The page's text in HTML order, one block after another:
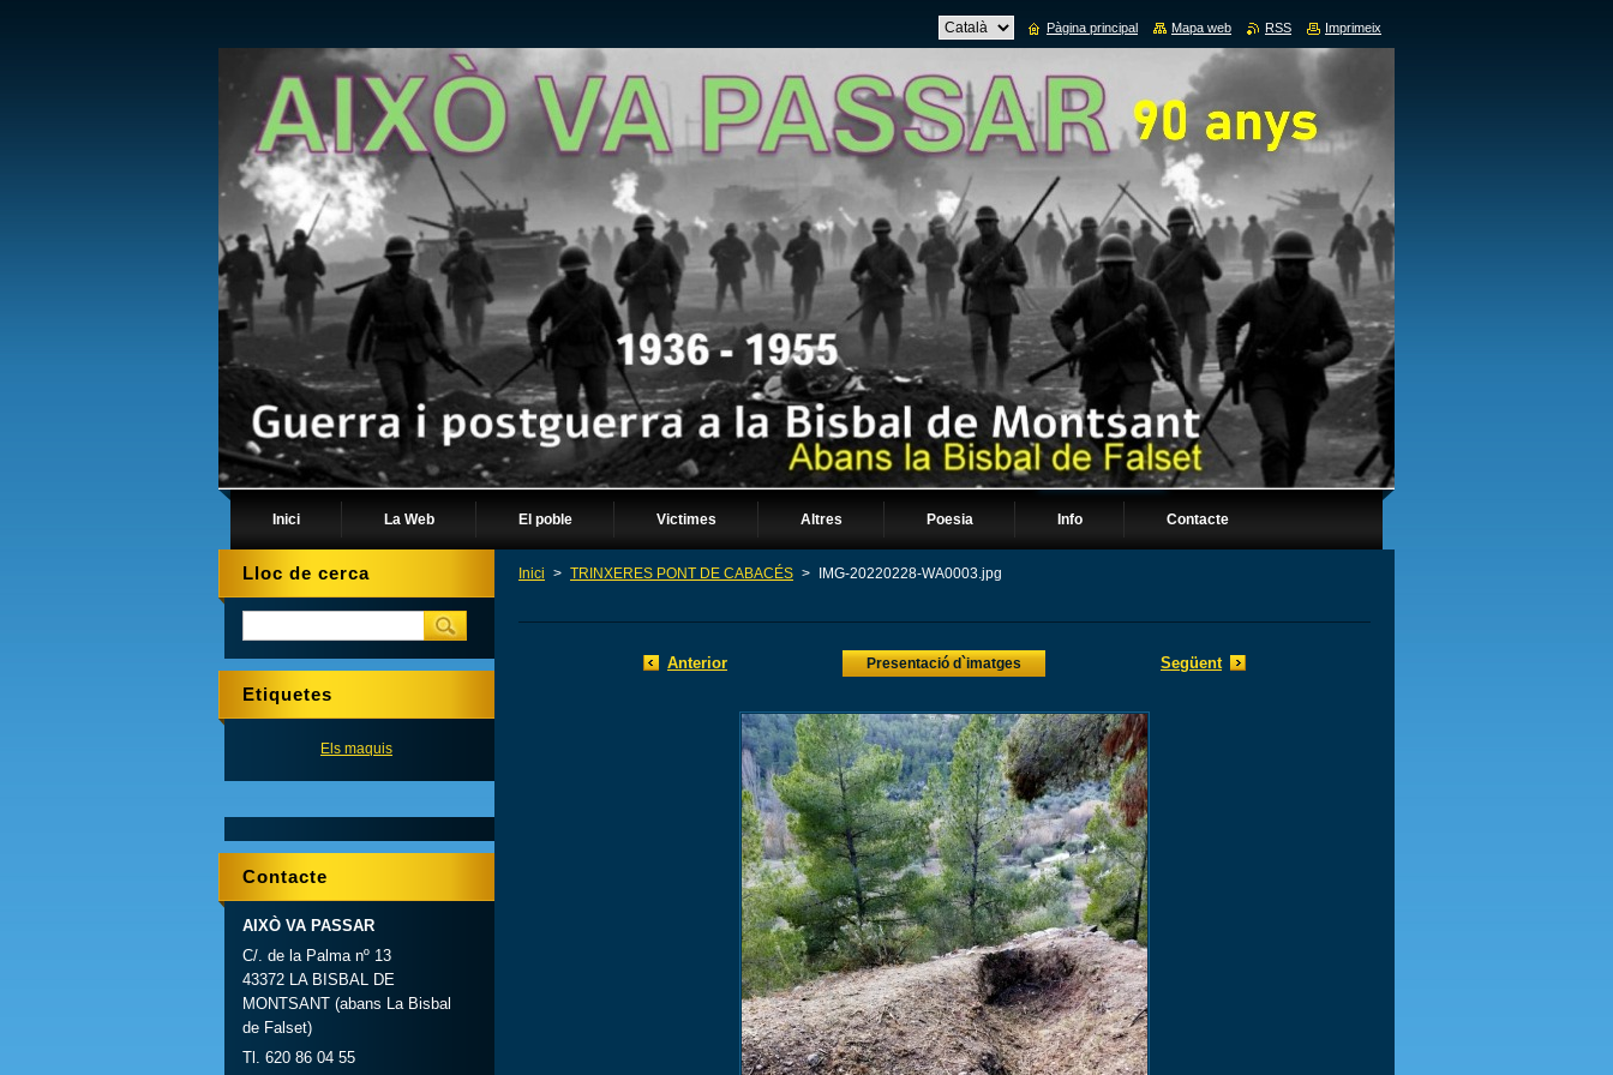
Inici La Web El poble Victimes Altres Poesia Info Contacte
Inici > TRINXERES PONT DE CABACÉS > IMG-20220228-WA0003.jpg
Anterior Presentació d`imatges Següent
Lloc de cerca
Etiquetes
Els maquis
Contacte
AIXÒ VA PASSAR
C/. de la Palma nº 13
43372 LA BISBAL DE
MONTSANT (abans La Bisbal
de Falset)
Tl. 620 86 04 55
Pàgina principal Mapa web RSS Imprimeix